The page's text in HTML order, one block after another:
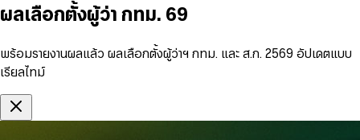
ผลเลือกตั้งผู้ว่า กทม. 69
พร้อมรายงานผลแล้ว ผลเลือกตั้งผู้ว่าฯ กทม. และ ส.ก. 2569 อัปเดตแบบ
เรียลไทม์